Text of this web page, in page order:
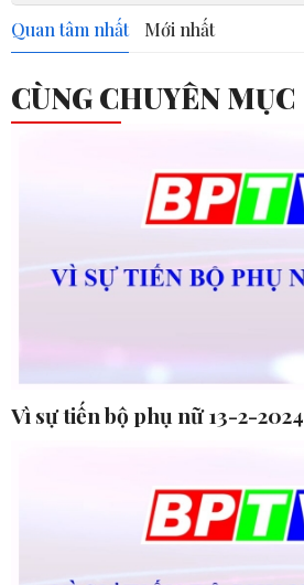
Quan tâm nhất Mới nhất
CÙNG CHUYÊN MỤC
Vì sự tiến bộ phụ nữ 13-2-2024